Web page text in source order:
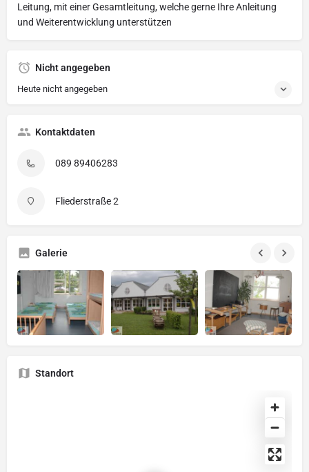
Leitung, mit einer Gesamtleitung, welche gerne Ihre Anleitung
und Weiterentwicklung unterstützen
Nicht angegeben
Heute nicht angegeben
Kontaktdaten
089 89406283
Fliederstraße 2
Galerie
Standort